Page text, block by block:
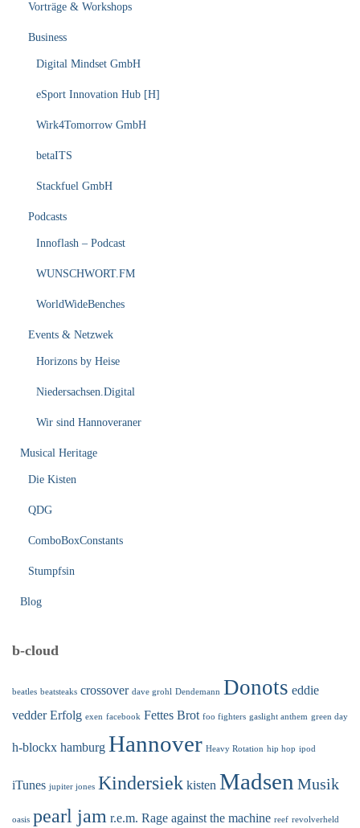
Vorträge & Workshops
Business
Digital Mindset GmbH
eSport Innovation Hub [H]
Wirk4Tomorrow GmbH
betaITS
Stackfuel GmbH
Podcasts
Innoflash – Podcast
WUNSCHWORT.FM
WorldWideBenches
Events & Netzwek
Horizons by Heise
Niedersachsen.Digital
Wir sind Hannoveraner
Musical Heritage
Die Kisten
QDG
ComboBoxConstants
Stumpfsin
Blog
b-cloud
beatles beatsteaks crossover dave grohl Dendemann Donots eddie
vedder Erfolg exen facebook Fettes Brot foo fighters gaslight anthem green day
h-blockx hamburg Hannover Heavy Rotation hip hop ipod
iTunes jupiter jones Kindersiek kisten Madsen Musik
oasis pearl jam r.e.m. Rage against the machine reef revolverheld